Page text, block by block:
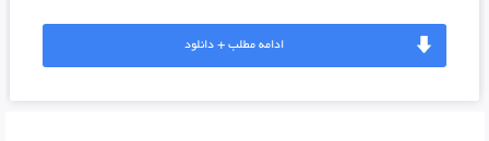
ادامه مطلب + دانلود